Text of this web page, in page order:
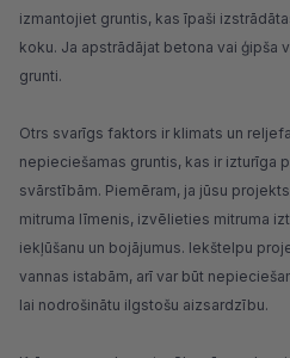
izmantojiet gruntis, kas īpaši
koku. Ja apstrādājat betona vai ģipša
grunti.
Otrs svarīgs faktors ir klimats un
nepieciešamas gruntis, kas ir izturīga
svārstībām. Piemēram, ja jūsu
mitruma līmenis, izvēlieties mitruma
iekļūšanu un bojājumus. Iekštelpu
vannas istabām, arī var būt
lai nodrošinātu ilgstošu aizsardzību.